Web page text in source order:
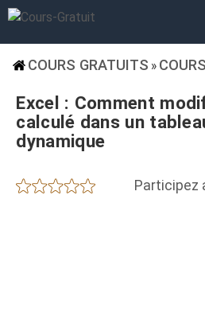
COURS GRATUITS »
Excel : Comment
calculé dans un
dynamique
Participez